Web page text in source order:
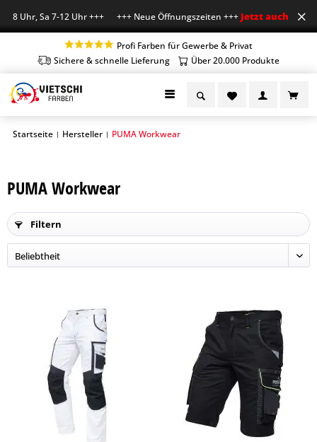
18 Uhr, Sa 7-12 Uhr +++ +++ Neue Öffnungszeiten +++Jetzt auch Sa
Profi Farben für Gewerbe & Privat
Sichere & schnelle Lieferung
Über 20.000 Produkte
Startseite | Hersteller | PUMA Workwear
PUMA Workwear
Filtern